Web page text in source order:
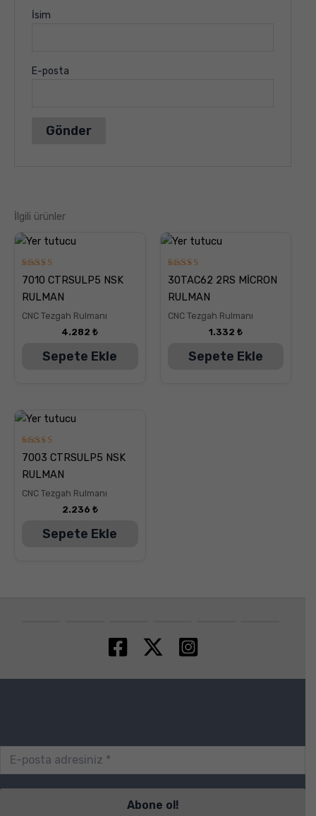
İsim
E-posta
İlgili ürünler
5
üzerinden
5.00
oy aldı
7010 CTRSULP5 NSK
RULMAN
CNC Tezgah Rulmanı
4.282₺
Sepete Ekle
5
üzerinden
5.00
oy aldı
30TAC62 2RS MİCRON
RULMAN
CNC Tezgah Rulmanı
1.332 ₺
Sepete Ekle
5
üzerinden
5.00
oy aldı
7003 CTRSULP5 NSK
RULMAN
CNC Tezgah Rulmanı
2.236 ₺
Sepete Ekle